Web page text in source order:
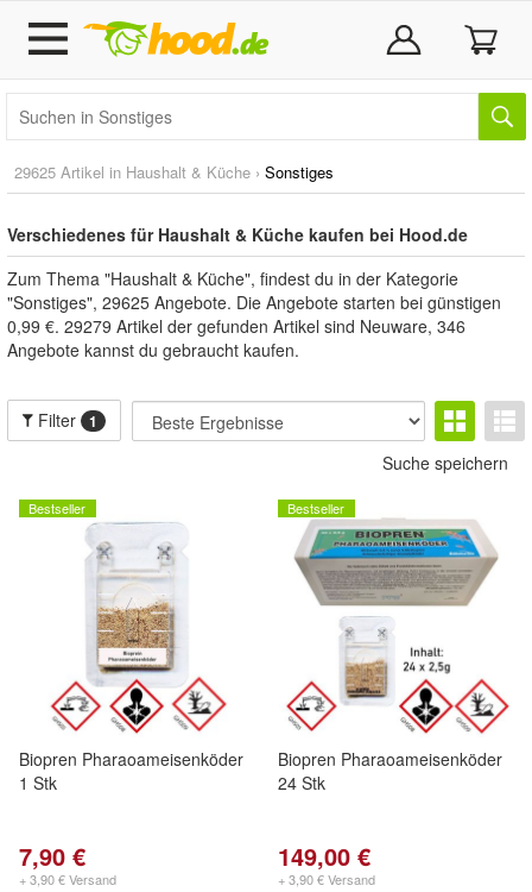
29625 Artikel in Haushalt & Küche › Sonstiges
Verschiedenes für Haushalt & Küche kaufen bei Hood.de
Zum Thema "Haushalt & Küche", findest du in der Kategorie
"Sonstiges", 29625 Angebote. Die Angebote starten bei günstigen
0,99 €. 29279 Artikel der gefunden Artikel sind Neuware, 346
Angebote kannst du gebraucht kaufen.
Filter 1
Suche speichern
Bestseller
Biopren Pharaoameisenköder
1 Stk
7,90 €
+ 3,90 € Versand
Bestseller
Biopren Pharaoameisenköder
24 Stk
149,00 €
+ 3,90 € Versand